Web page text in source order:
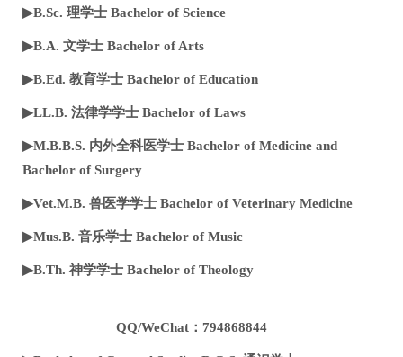
▶B.Sc. 理学士 Bachelor of Science
▶B.A. 文学士 Bachelor of Arts
▶B.Ed. 教育学士 Bachelor of Education
▶LL.B. 法律学学士 Bachelor of Laws
▶M.B.B.S. 内外全科医学士 Bachelor of Medicine and
Bachelor of Surgery
▶Vet.M.B. 兽医学学士 Bachelor of Veterinary Medicine
▶Mus.B. 音乐学士 Bachelor of Music
▶B.Th. 神学学士 Bachelor of Theology
QQ/WeChat：794868844